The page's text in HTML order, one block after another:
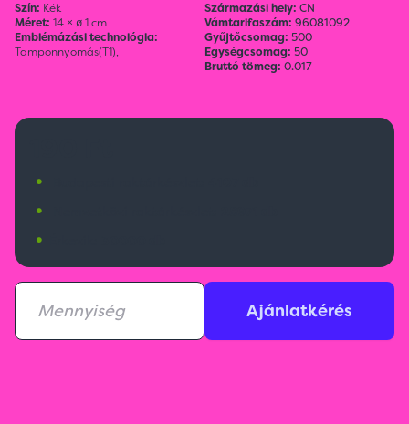
Szín: Kék
Méret: 14 × ø 1 cm
Emblémázási technológia:
Tamponnyomás(T1),
Származási hely: CN
Vámtarifaszám: 96081092
Gyűjtőcsomag: 500
Egységcsomag: 50
Bruttó tömeg: 0.017
•
•
•
Ajánlatkérés